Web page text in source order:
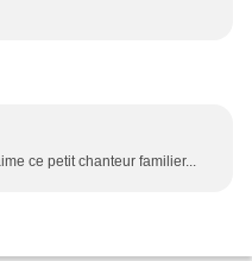
ce petit chanteur familier...